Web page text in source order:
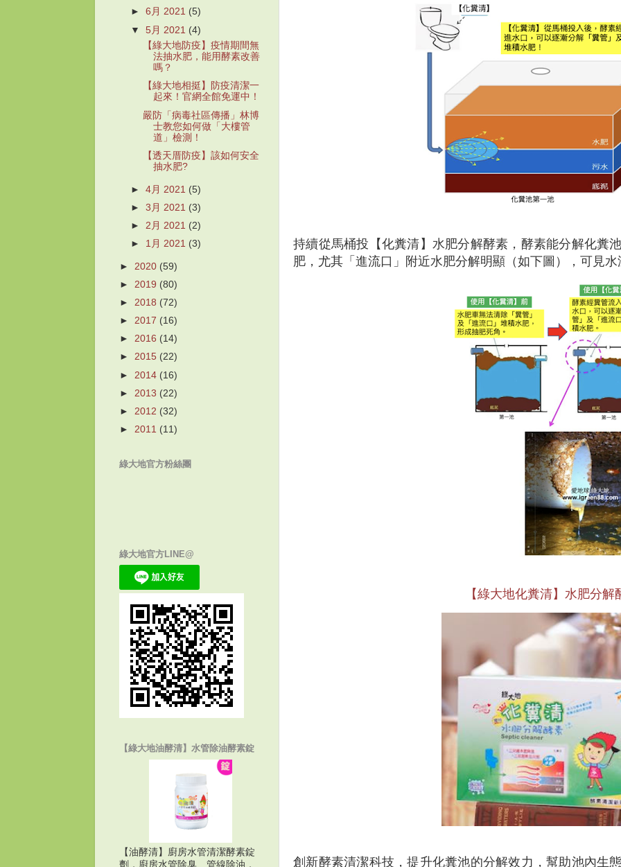
持續從馬桶投【化糞清】水肥分解酵素，酵素能分解化糞
肥，尤其「進流口」附近水肥分解明顯（如下圖），可見水
【綠大地化糞清】水肥分解
創新酵素清潔科技，提升化糞池的分解效力，幫助池內生
►6月 2021 (5)
▼5月 2021 (4)
【綠大地防疫】疫情期間無
法抽水肥，能用酵素改善
嗎？
【綠大地相挺】防疫清潔一
起來！官網全館免運中！
嚴防「病毒社區傳播」林博
士教您如何做「大樓管
道」檢測！
【透天厝防疫】該如何安全
抽水肥?
►4月 2021 (5)
►3月 2021 (3)
► 2月 2021 (2)
► 1月 2021 (3)
► 2020 (59)
► 2019 (80)
► 2018 (72)
► 2017 (16)
► 2016 (14)
► 2015 (22)
► 2014 (16)
► 2013 (22)
► 2012 (32)
► 2011 (11)
綠大地官方粉絲團
綠大地官方LINE@
【綠大地油酵清】水管除油酵素錠
【油酵清】廚房水管清潔酵素錠
劑，廚房水管除臭、管線除油，